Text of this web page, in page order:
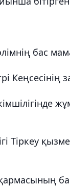
бас
Кеңсесінің
Тіркеу